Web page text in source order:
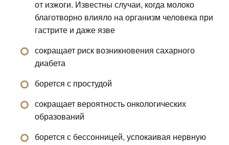
от изжоги. Известны случаи, когда молоко
благотворно влияло на организм человека при
гастрите и даже язве
сокращает риск возникновения сахарного
диабета
борется с простудой
сокращает вероятность онкологических
образований
борется с бессонницей, успокаивая нервную